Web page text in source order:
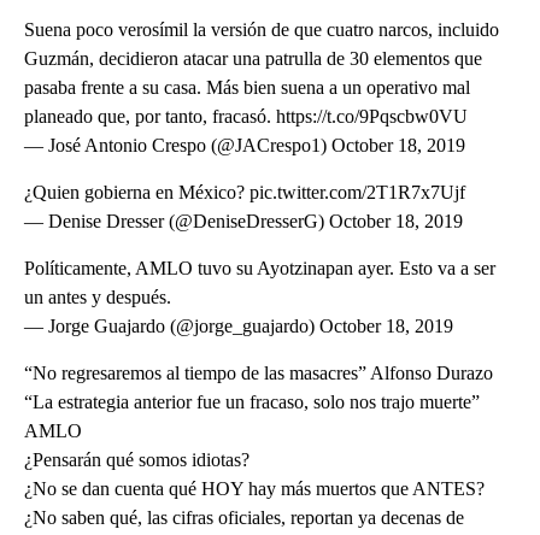
Suena poco verosímil la versión de que cuatro narcos, incluido
Guzmán, decidieron atacar una patrulla de 30 elementos que
pasaba frente a su casa. Más bien suena a un operativo mal
planeado que, por tanto, fracasó. https://t.co/9Pqscbw0VU
— José Antonio Crespo (@JACrespo1) October 18, 2019
¿Quien gobierna en México? pic.twitter.com/2T1R7x7Ujf
— Denise Dresser (@DeniseDresserG) October 18, 2019
Políticamente, AMLO tuvo su Ayotzinapan ayer. Esto va a ser
un antes y después.
— Jorge Guajardo (@jorge_guajardo) October 18, 2019
“No regresaremos al tiempo de las masacres” Alfonso Durazo
“La estrategia anterior fue un fracaso, solo nos trajo muerte”
AMLO
¿Pensarán qué somos idiotas?
¿No se dan cuenta qué HOY hay más muertos que ANTES?
¿No saben qué, las cifras oficiales, reportan ya decenas de